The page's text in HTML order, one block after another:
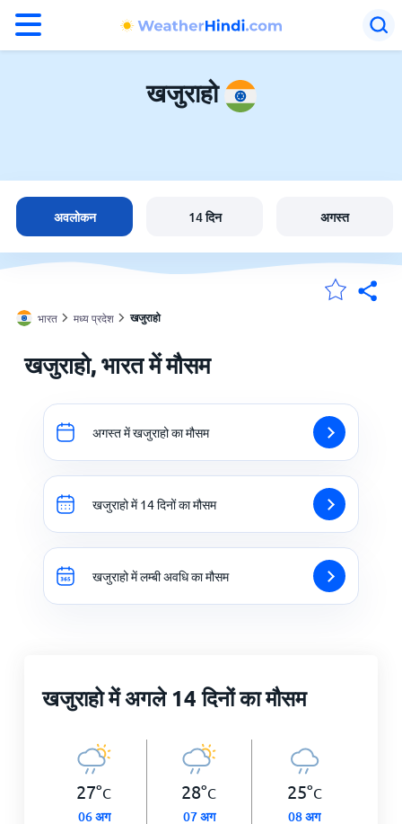
भारत
मेंरी लोकेशन
होम
खजुराहो
अवलोकन 14 दिन अगस्त
भारत मध्य प्रदेश खजुराहो
खजुराहो, भारत में मौसम
अगस्त में खजुराहो का मौसम
खजुराहो में 14 दिनों का मौसम
खजुराहो में लम्बी अवधि का मौसम
खजुराहो में अगले 14 दिनों का मौसम
27°C
06 अग
28°C
07 अग
25°C
08 अग